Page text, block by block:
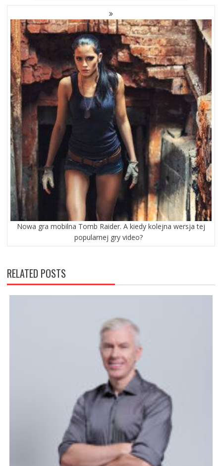
Nowa gra mobilna Tomb Raider. A kiedy kolejna wersja tej
popularnej gry video?
RELATED POSTS